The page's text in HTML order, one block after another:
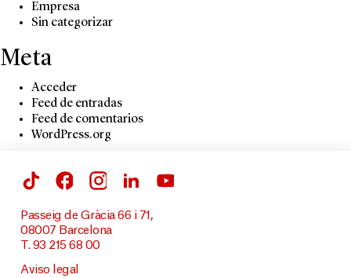
Empresa
Sin categorizar
Meta
Acceder
Feed de entradas
Feed de comentarios
WordPress.org
Passeig de Gràcia 66 i 71,
08007 Barcelona
T. 93 215 68 00
Aviso legal